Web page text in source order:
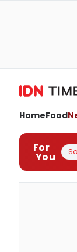
HomeFood
For
You